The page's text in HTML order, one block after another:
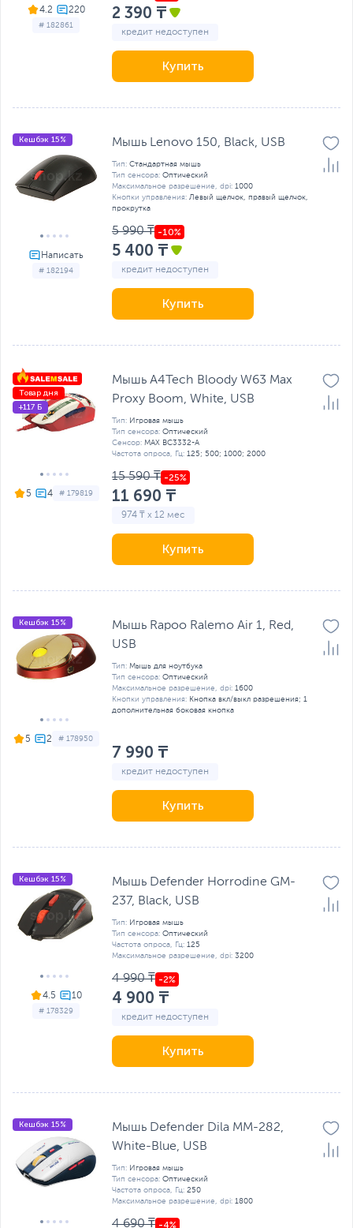
4.2
# 182861
2 390 ₸
кредит недоступен
Купить
# 182194
Кешбэк 15% Мышь Lenovo 150, Black, USB
Тип: Стандартная мышь
Тип сенсора: Оптический
Максимальное разрешение, dpi: 1000
Кнопки управления: Левый щелчок, правый щелчок,
прокрутка
5 990 ₸
5 400 ₸
кредит недоступен
Купить
5 # 179819
Товар дня
+117 Б
Мышь A4Tech Bloody W63 Max
Proxy Boom, White, USB
Тип: Игровая мышь
Тип сенсора: Оптический
Сенсор: MAX BC3332-A
Частота опроса, Гц: 125; 500; 1000; 2000
15 590 ₸
11 690 ₸
974 ₸ x 12 мес
Купить
5 # 178950
Кешбэк 15%
Мышь Rapoo Ralemo Air 1, Red,
USB
Тип: Мышь для ноутбука
Тип сенсора: Оптический
Максимальное разрешение, dpi: 1600
Кнопки управления: Кнопка вкл/выкл разрешения; 1
дополнительная боковая кнопка
7 990 ₸
кредит недоступен
Купить
4.5
# 178329
Кешбэк 15%
Мышь Defender Horrodine GM-
237, Black, USB
Тип: Игровая мышь
Тип сенсора: Оптический
Частота опроса, Гц: 125
Максимальное разрешение, dpi: 3200
4 990 ₸
4 900 ₸
кредит недоступен
Купить
Кешбэк 15%
Мышь Defender Dila MM-282,
White-Blue, USB
Тип: Игровая мышь
Тип сенсора: Оптический
Частота опроса, Гц: 250
Максимальное разрешение, dpi: 1800
4 690 ₸